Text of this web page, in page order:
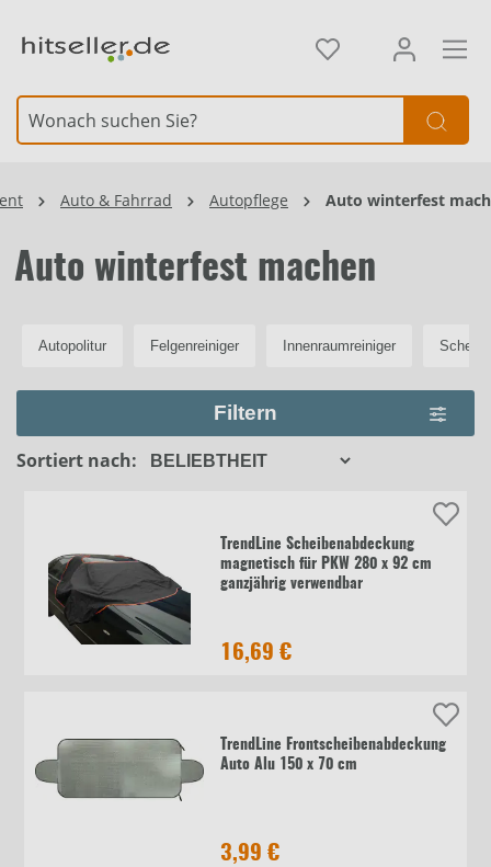
Auto & Fahrrad Autopflege Auto winterfest
Auto winterfest machen
Autopolitur Felgenreiniger Innenraumreiniger
Filtern
Sortiert nach:
TrendLine Scheibenabdeckung
magnetisch für PKW 280 x 92 cm
ganzjährig verwendbar
16,69 €
TrendLine Frontscheibenabdeckung
Auto Alu 150 x 70 cm
3,99 €